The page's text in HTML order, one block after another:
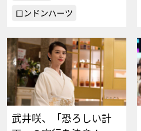
ロンドンハーツ
武井咲、「恐ろしい計